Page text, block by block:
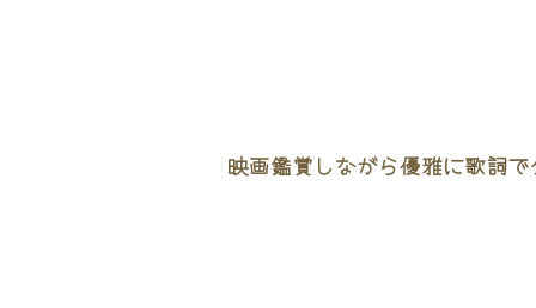
映画鑑賞しながら優雅に歌詞